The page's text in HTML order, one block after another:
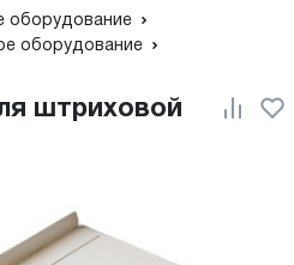
оборудование
оборудование